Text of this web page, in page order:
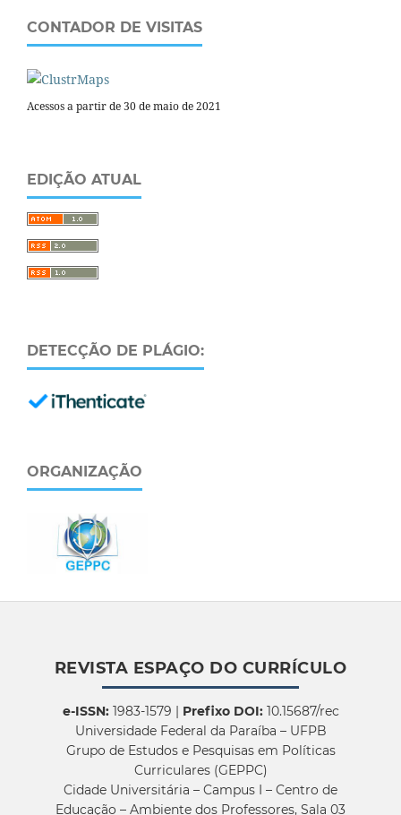
CONTADOR DE VISITAS
Acessos a partir de 30 de maio de 2021
EDIÇÃO ATUAL
DETECÇÃO DE PLÁGIO:
ORGANIZAÇÃO
REVISTA ESPAÇO DO CURRÍCULO
e-ISSN:1983-1579 | Prefixo DOI:10.15687/rec
Universidade Federal da Paraíba – UFPB
Grupo de Estudos e Pesquisas em Políticas
Curriculares (GEPPC)
Cidade Universitária – Campus I – Centro de
Educação – Ambiente dos Professores, Sala 03